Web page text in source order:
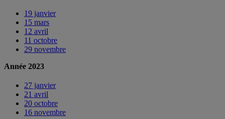
19 janvier
15 mars
12 avril
11 octobre
29 novembre
Année 2023
27 janvier
21 avril
20 octobre
16 novembre